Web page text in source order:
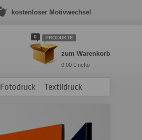
kostenloser Motivwechsel
0 PRODUKTE
zum Warenkorb
0,00 € netto
Fotodruck Textildruck